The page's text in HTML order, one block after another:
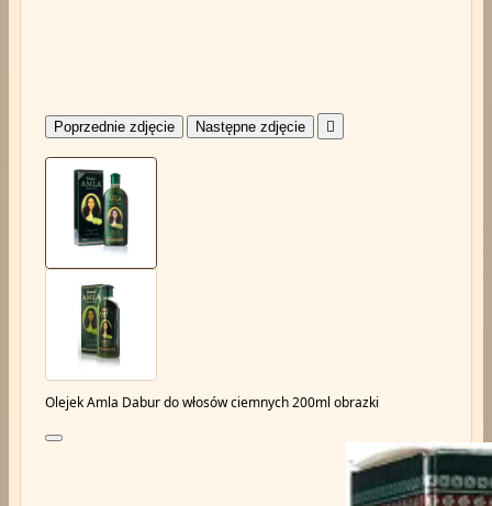
Poprzednie zdjęcie Następne zdjęcie 
Olejek Amla Dabur do włosów ciemnych 200ml obrazki